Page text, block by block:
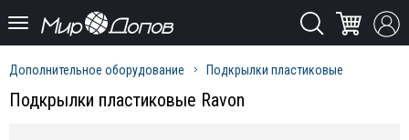
Дополнительное оборудование Подкрылки пластиковые
Подкрылки пластиковые Ravon